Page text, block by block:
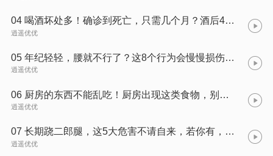
04 喝酒坏处多！确诊到死亡，只需几个月？酒后4个前兆，或许你被胰腺癌“盯上”！
逍遥优优
05 年纪轻轻，腰就不行了？这8个行为会慢慢损伤你的腰！赶快改掉！
逍遥优优
06 厨房的东西不能乱吃！厨房出现这类食物，别心疼！赶紧扔了！
逍遥优优
07 长期跷二郎腿，这5大危害不请自来，若你有，赶紧改掉吧！
逍遥优优